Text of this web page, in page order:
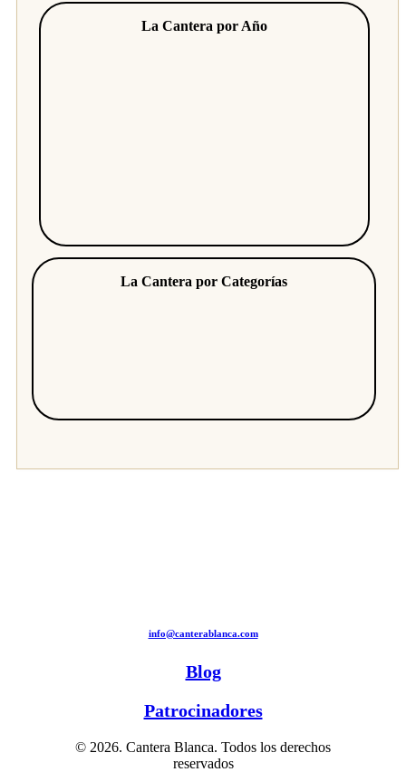
La Cantera por Año
La Cantera por Categorías
info@canterablanca.com
Blog
Patrocinadores
© 2026. Cantera Blanca. Todos los derechos
reservados